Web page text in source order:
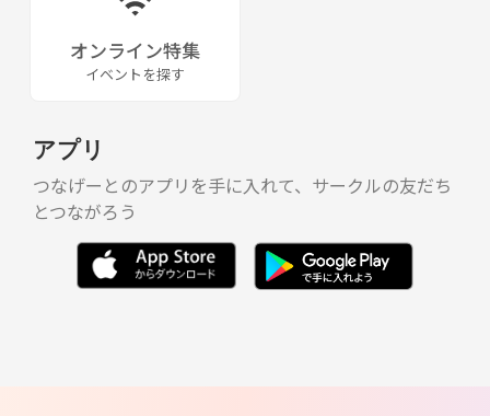
オンライン特集
イベントを探す
アプリ
つなげーとのアプリを手に入れて、サークルの友だち
とつながろう